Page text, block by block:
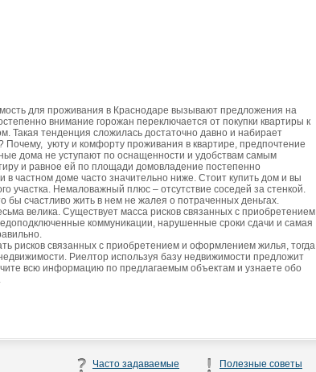
для проживания в Краснодаре вызывают предложения на
внимание горожан переключается от покупки квартиры к
Такая тенденция сложилась достаточно давно и набирает
Почему, уюту и комфорту проживания в квартире, предпочтение
дома не уступают по оснащенности и удобствам самым
и равное ей по площади домовладение постепенно
частном доме часто значительно ниже. Стоит купить дом и вы
участка. Немаловажный плюс – отсутствие соседей за стенкой.
бы счастливо жить в нем не жалея о потраченных деньгах.
велика. Существует масса рисков связанных с приобретением
коммуникации, нарушенные сроки сдачи и самая
рисков связанных с приобретением и оформлением жилья, тогда
Риелтор используя базу недвижимости предложит
всю информацию по предлагаемым объектам и узнаете обо
Часто задаваемые
Полезные советы